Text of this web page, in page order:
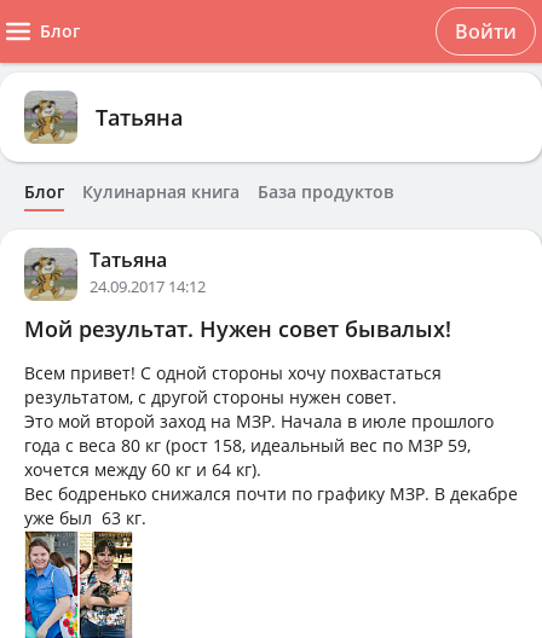
Блог Войти
Татьяна
Блог Кулинарная книга База продуктов
Татьяна
24.09.2017 14:12
Мой результат. Нужен совет бывалых!
Всем привет! С одной стороны хочу похвастаться
результатом, с другой стороны нужен совет.
Это мой второй заход на МЗР. Начала в июле прошлого
года с веса 80 кг (рост 158, идеальный вес по МЗР 59,
хочется между 60 кг и 64 кг).
Вес бодренько снижался почти по графику МЗР. В декабре
уже был 63 кг.